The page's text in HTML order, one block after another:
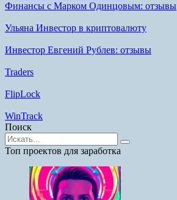
Финансы с Марком Одинцовым: отзывы
Ульяна Инвестор в криптовалюту
Инвестор Евгений Рублев: отзывы
Traders
FlipLock
WinTrack
Поиск
Найти:
Топ проектов для заработка